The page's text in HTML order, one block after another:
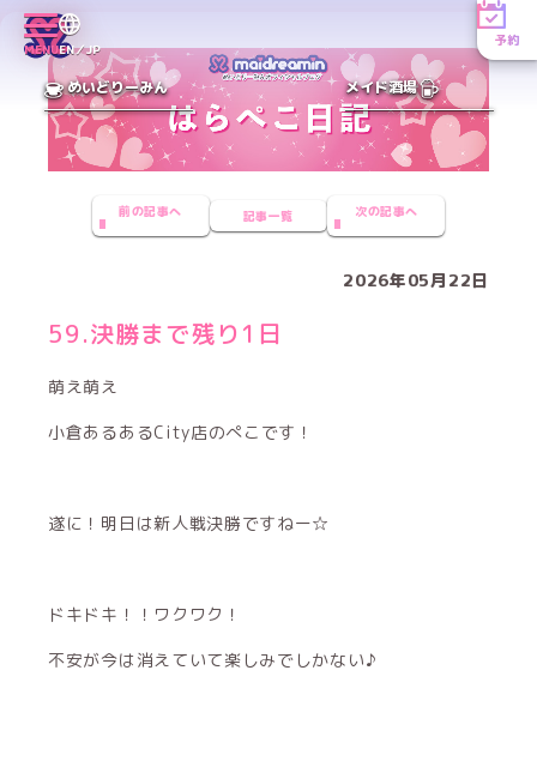
MENUEN／JP
予約
めいどりーみん メイド酒場
前の記事へ 記事一覧 次の記事へ
2026年05月22日
59.決勝まで残り1日
萌え萌え
小倉あるあるCity店のぺこです！
遂に！明日は新人戦決勝ですねー☆
ドキドキ！！ワクワク！
不安が今は消えていて楽しみでしかない♪